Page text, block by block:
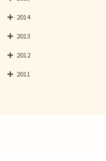
2014
2013
2012
2011